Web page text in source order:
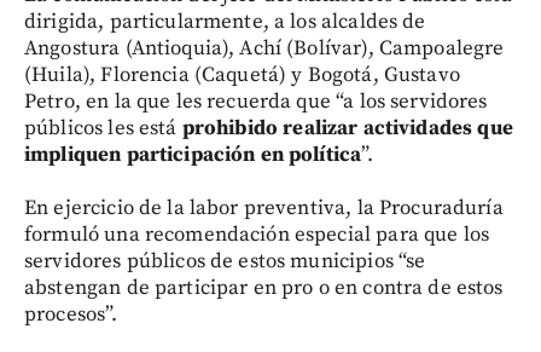
dirigida, particularmente, a los alcaldes de
Angostura (Antioquia), Achí (Bolívar), Campoalegre
(Huila), Florencia (Caquetá) y Bogotá, Gustavo
Petro, en la que les recuerda que “a los servidores
públicos les está prohibido realizar actividades que
impliquen participación en política”.
En ejercicio de la labor preventiva, la Procuraduría
formuló una recomendación especial para que los
servidores públicos de estos municipios “se
abstengan de participar en pro o en contra de estos
procesos”.